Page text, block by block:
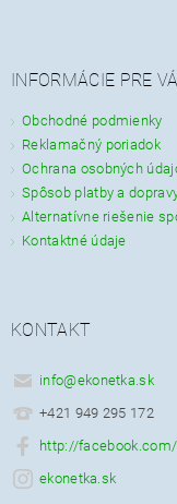
INFORMÁCIE PRE
Obchodné podmienky
Reklamačný poriadok
Ochrana osobných
Spôsob platby a
Alternatívne riešenie
Kontaktné údaje
KONTAKT
info@ekonetka.sk
+421 949 295 172
http://
ekonetka.sk